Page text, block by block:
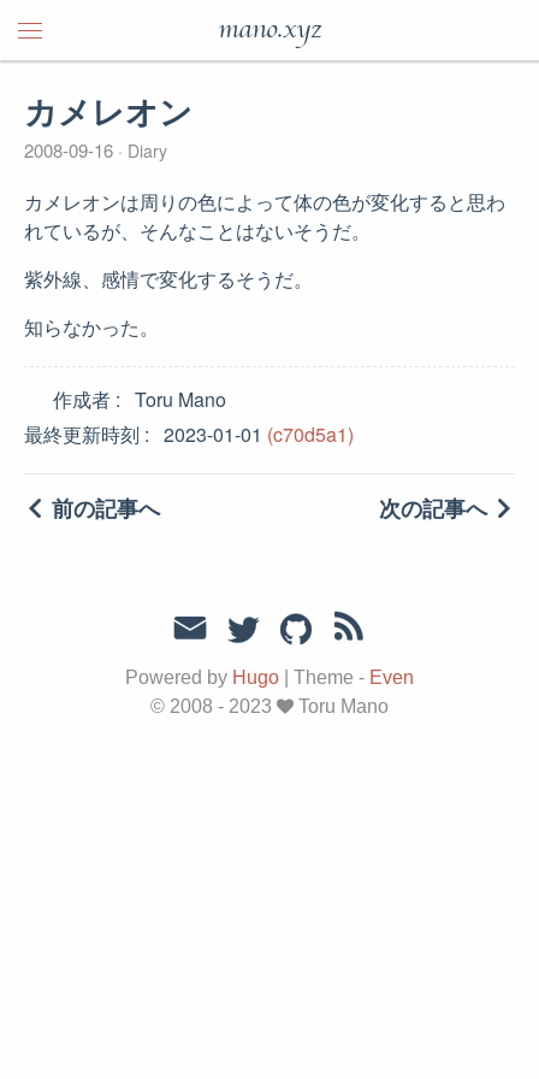
mano.xyz
カメレオン
2008-09-16 Diary
カメレオンは周りの色によって体の色が変化すると思わ
れているが、そんなことはないそうだ。
紫外線、感情で変化するそうだ。
知らなかった。
作成者
Toru Mano
最終更新時刻
2023-01-01 (c70d5a1)
前の記事へ 次の記事へ
Powered by Hugo Theme - Even
© 2008 - 2023
Toru Mano